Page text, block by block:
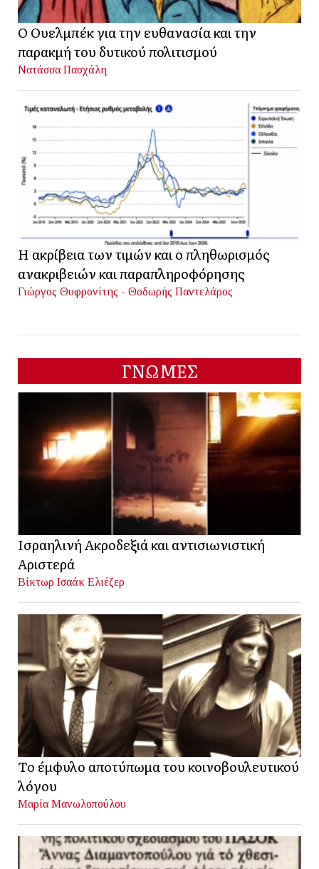
Ο Ουελμπέκ για την ευθανασία και την
παρακμή του δυτικού πολιτισμού
Νατάσσα Πασχάλη
Η ακρίβεια των τιμών και ο πληθωρισμός
ανακριβειών και παραπληροφόρησης
Γιώργος Θυφρονίτης - Θοδωρής Παντελάρος
ΓΝΩΜΕΣ
Ισραηλινή Ακροδεξιά και αντισιωνιστική
Αριστερά
Βίκτωρ Ισαάκ Ελιέζερ
Το έμφυλο αποτύπωμα του κοινοβουλευτικού
λόγου
Μαρία Μανωλοπούλου